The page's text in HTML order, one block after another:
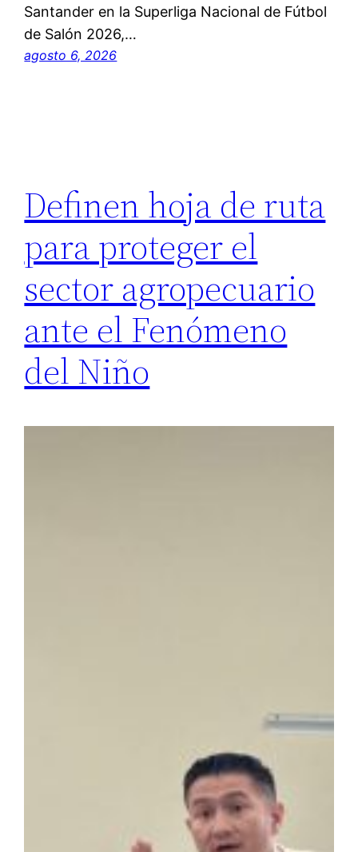
Santander en la Superliga Nacional de Fútbol
de Salón 2026,…
agosto 6, 2026
Definen hoja de ruta
para proteger el
sector agropecuario
ante el Fenómeno
del Niño